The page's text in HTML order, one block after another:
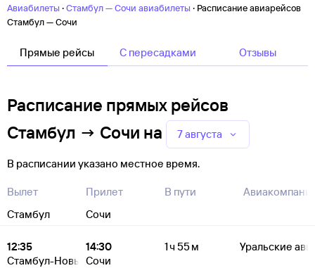
Авиабилеты ·Стамбул — Сочи авиабилеты · Расписание авиарейсов
Стамбул — Сочи
Прямые рейсы C пересадками Отзывы
Расписание прямых рейсов
Стамбул → Сочи на 7 августа
В расписании указано местное время.
Вылет
Стамбул
Прилет
Сочи
В пути
12:35
Стамбул-Новый
14:30
Сочи
1 ч 55 м Уральские